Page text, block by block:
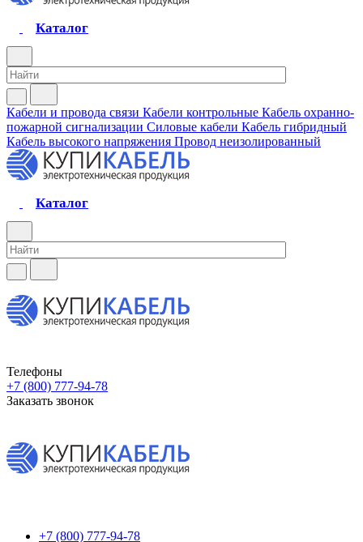
Каталог
Кабели и провода связи Кабели контрольные Кабель охранно-
пожарной сигнализации Силовые кабели Кабель гибридный
Кабель высокого напряжения Провод неизолированный
Каталог
Телефоны
+7 (800) 777-94-78
Заказать звонок
+7 (800) 777-94-78